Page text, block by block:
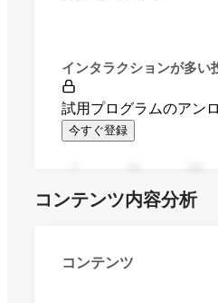
インタラクションが多い
試用プログラムのアン
今すぐ登録
コンテンツ内容分析
コンテンツ